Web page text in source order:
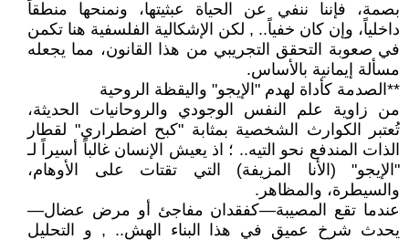
بصمة، فإننا ننفي عن الحياة عبثيتها، ونمنحها منطقاً
داخلياً، وإن كان خفياً.. , لكن الإشكالية الفلسفية هنا تكمن
في صعوبة التحقق التجريبي من هذا القانون، مما يجعله
مسألة إيمانية بالأساس.
**الصدمة كأداة لهدم "الإيجو" واليقظة الروحية
من زاوية علم النفس الوجودي والروحانيات الحديثة،
تُعتبر الكوارث الشخصية بمثابة "كبح اضطراري" لقطار
الذات المندفع نحو التيه.. ؛ اذ يعيش الإنسان غالباً أسيراً لـ
"الإيجو" (الأنا المزيفة) التي تقتات على الأوهام،
والسيطرة، والمظاهر.
عندما تقع المصيبة—كفقدان مفاجئ أو مرض عضال—
يحدث شرخ عميق في هذا البناء الهش.. , و التحليل